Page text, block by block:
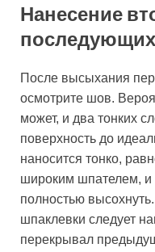
Нанесение
После высыхания
осмотрите шов.
может, и два тонких
поверхность до
наносится тонко,
широким шпателем, и
полностью
шпаклевки следует
перекрывал